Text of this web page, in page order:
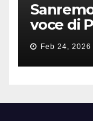
voce di
Feb 24, 2026